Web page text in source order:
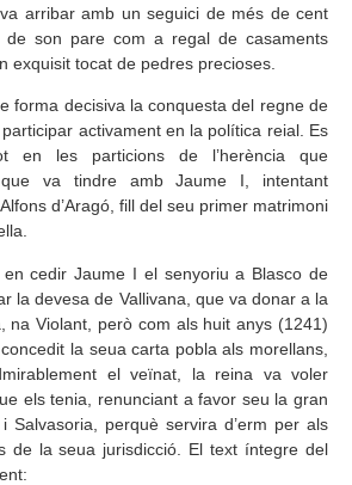
arribar amb un seguici de més de cent
de son pare com a regal de casaments
exquisit tocat de pedres precioses.
forma decisiva la conquesta del regne de
activament en la política reial. Es
en les particions de l’herència que
va tindre amb Jaume I, intentant
d’Aragó, fill del seu primer matrimoni
en cedir Jaume I el senyoriu a Blasco de
la devesa de Vallivana, que va donar a la
na Violant, però com als huit anys (1241)
la seua carta pobla als morellans,
el veïnat, la reina va voler
els tenia, renunciant a favor seu la gran
Salvasoria, perquè servira d’erm per als
de la seua jurisdicció. El text íntegre del